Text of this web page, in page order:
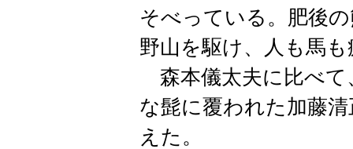
そべっている。肥後
野山を駆け、人も馬
森本儀太夫に比べて
な髭に覆われた加藤
えた。